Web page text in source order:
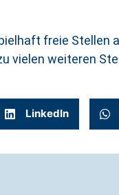
freie Stellen
vielen weiteren
LinkedIn